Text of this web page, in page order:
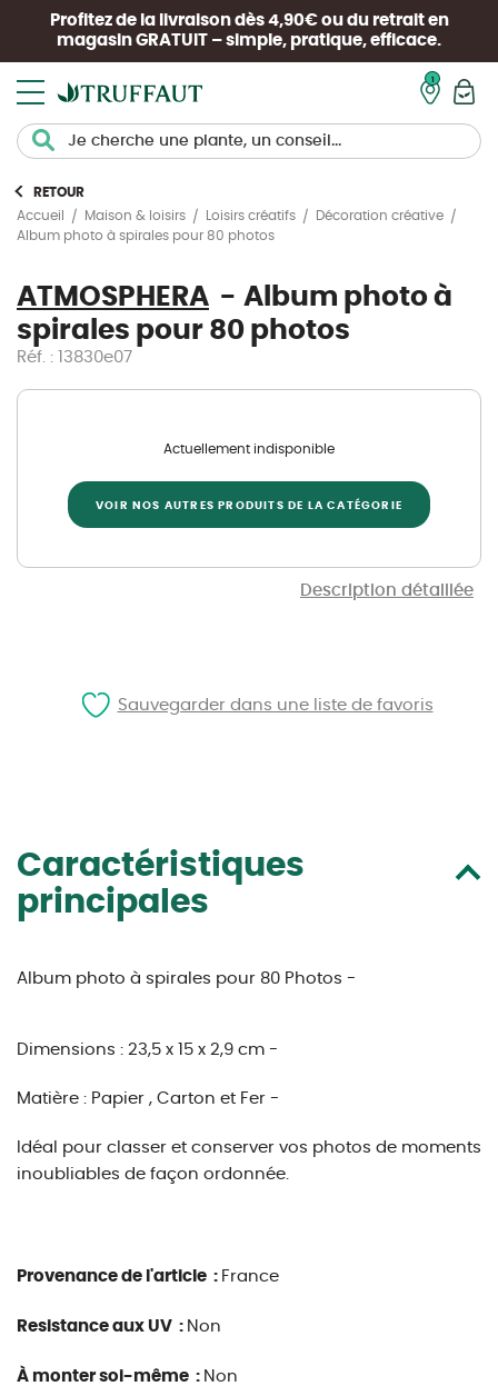
Profitez de la livraison dès 4,90€ ou du retrait en
magasin GRATUIT – simple, pratique, efficace.
RETOUR
Accueil
Maison & loisirs Loisirs créatifs
Décoration créative
Album photo à spirales pour 80 photos
ATMOSPHERA
Album photo à
spirales pour 80 photos
Réf. : 13830e07
Description détaillée
Actuellement indisponible
VOIR NOS AUTRES PRODUITS DE LA CATÉGORIE
Caractéristiques
principales
Album photo à spirales pour 80 Photos -
Dimensions : 23,5 x 15 x 2,9 cm -
Matière : Papier , Carton et Fer -
Idéal pour classer et conserver vos photos de moments
inoubliables de façon ordonnée.
Provenance de l'article : France
Resistance aux UV : Non
À monter soi-même : Non
Sauvegarder dans une liste de favoris